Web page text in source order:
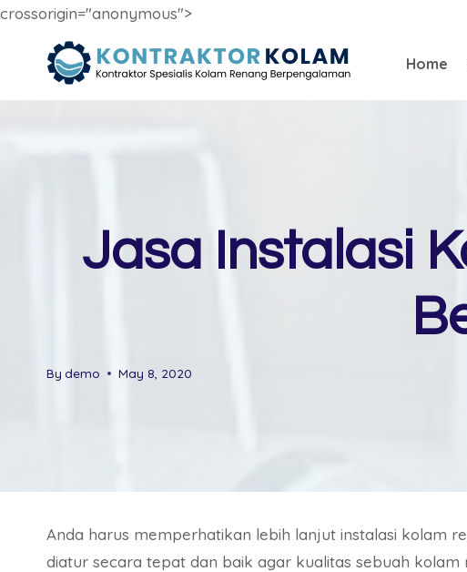
crossorigin="anonymous">
Home
Jasa Instalasi
By demo May 8, 2020
Anda harus memperhatikan lebih lanjut instalasi kolam
diatur secara tepat dan baik agar kualitas sebuah